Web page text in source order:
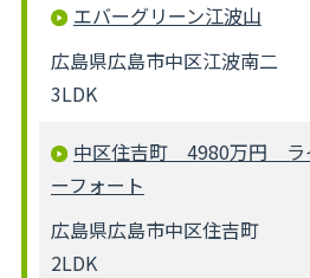
エバーグリーン江波山
広島県広島市中区江波南二
3LDK
中区住吉町 4980万円 ラ
ーフォート
広島県広島市中区住吉町
2LDK